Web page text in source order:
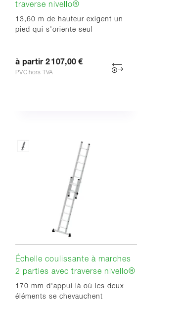
traverse nivello®
13,60 m de hauteur exigent un
pied qui s'oriente seul
à partir 2 107,00 €
PVC hors TVA
Échelle coulissante à marches
2 parties avec traverse nivello®
170 mm d'appui là où les deux
éléments se chevauchent